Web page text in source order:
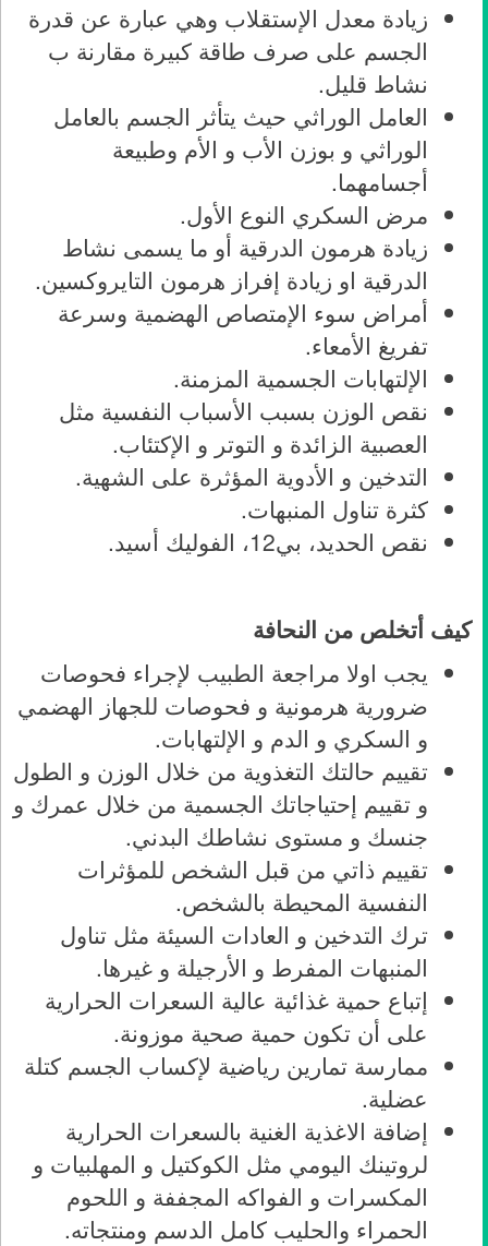
زيادة معدل الإستقلاب وهي عبارة عن قدرة
الجسم على صرف طاقة كبيرة مقارنة ب
نشاط قليل.
العامل الوراثي حيث يتأثر الجسم بالعامل
الوراثي و بوزن الأب و الأم وطبيعة
أجسامهما.
مرض السكري النوع الأول.
زيادة هرمون الدرقية أو ما يسمى نشاط
الدرقية او زيادة إفراز هرمون التايروكسين.
أمراض سوء الإمتصاص الهضمية وسرعة
تفريغ الأمعاء.
الإلتهابات الجسمية المزمنة.
نقص الوزن بسبب الأسباب النفسية مثل
العصبية الزائدة و التوتر و الإكتئاب.
التدخين و الأدوية المؤثرة على الشهية.
كثرة تناول المنبهات.
نقص الحديد، بي12، الفوليك أسيد.
كيف أتخلص من النحافة
يجب اولا مراجعة الطبيب لإجراء فحوصات
ضرورية هرمونية و فحوصات للجهاز الهضمي
و السكري و الدم و الإلتهابات.
تقييم حالتك التغذوية من خلال الوزن و الطول
و تقييم إحتياجاتك الجسمية من خلال عمرك و
جنسك و مستوى نشاطك البدني.
تقييم ذاتي من قبل الشخص للمؤثرات
النفسية المحيطة بالشخص.
ترك التدخين و العادات السيئة مثل تناول
المنبهات المفرط و الأرجيلة و غيرها.
إتباع حمية غذائية عالية السعرات الحرارية
على أن تكون حمية صحية موزونة.
ممارسة تمارين رياضية لإكساب الجسم كتلة
عضلية.
إضافة الاغذية الغنية بالسعرات الحرارية
لروتينك اليومي مثل الكوكتيل و المهلبيات و
المكسرات و الفواكه المجففة و اللحوم
الحمراء والحليب كامل الدسم ومنتجاته.